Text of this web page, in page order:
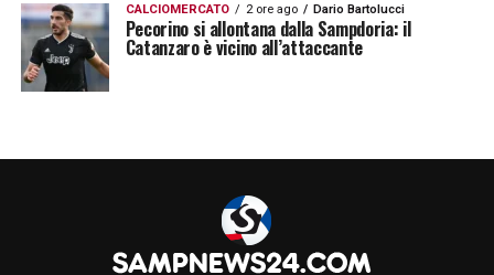
CALCIOMERCATO 2 ore ago Dario Bartolucci
Pecorino si allontana dalla Sampdoria: il
Catanzaro è vicino all’attaccante